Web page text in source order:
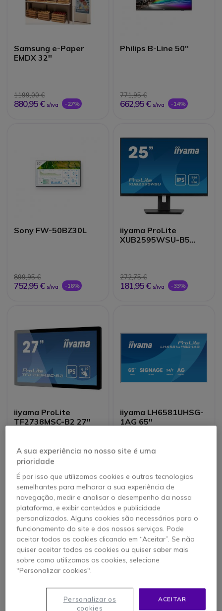
Samsung e-Paper
EMDX 32''
1199,00 €
880,95 € s/iva -27%
Philips B-Line 50''
771,95 €
662,95 € s/iva -14%
Sony FW-50BZ30L
899,95 €
752,95 € s/iva -16%
iiyama ProLite
XUB2595WSU-B5
272,75 €
181,95 € s/iva -33%
iiyama ProLite
TF2738MSC-B2 27''
699,95 €
570,95 €
iiyama LH6581UHSG-
1AG 65''
Signage BE98D-H
24" Full HD
A sua experiência no nosso site é uma
prioridade
É por isso que utilizamos cookies e outras tecnologias
semelhantes para melhorar a sua experiência de
navegação, medir e analisar o desempenho da nossa
plataforma, e exibir conteúdos e publicidade
personalizados. Alguns cookies são necessários para o
funcionamento do site e dos nossos serviços. Pode
aceitar todos os cookies clicando em “Aceitar”. Se não
quiser aceitar todos os cookies ou quiser saber mais
sobre como utilizamos os cookies, selecione
"Personalizar cookies".
ACEITAR
Personalizar os
cookies